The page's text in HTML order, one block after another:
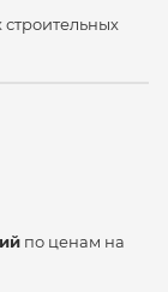
по ценам на